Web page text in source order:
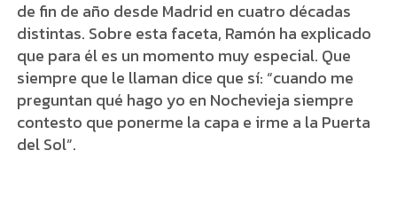
de fin de año desde Madrid en cuatro décadas
distintas. Sobre esta faceta, Ramón ha explicado
que para él es un momento muy especial. Que
siempre que le llaman dice que sí: “cuando me
preguntan qué hago yo en Nochevieja siempre
contesto que ponerme la capa e irme a la Puerta
del Sol”.